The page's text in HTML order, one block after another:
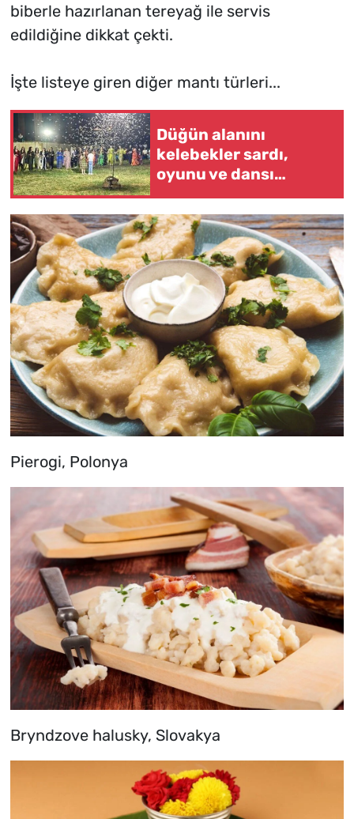
biberle hazırlanan tereyağ ile servis
edildiğine dikkat çekti.
İşte listeye giren diğer mantı türleri...
Düğün alanını
kelebekler sardı,
oyunu ve dansı
Pierogi, Polonya
Bryndzove halusky, Slovakya